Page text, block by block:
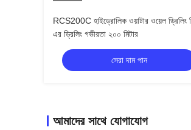
RCS200C হাইড্রোলিক ওয়াটার ওয়েল ড্রিলিং
এর ড্রিলিং গভীরতা ২০০ মিটার
সেরা দাম পান
আমাদের সাথে যোগাযোগ